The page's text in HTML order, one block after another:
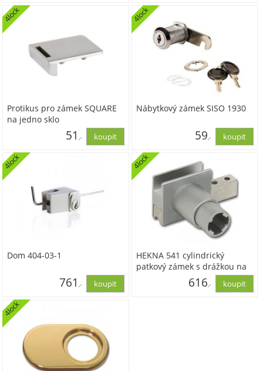
Protikus pro zámek SQUARE
na jedno sklo
4lock
51,-
Nábytkový zámek SISO 1930
4lock
59,-
Dom 404-03-1
4lock
761,-
HEKNA 541 cylindrický
patkový zámek s drážkou na
sklo, pochromovaný matný
4lock
616,-
4lock